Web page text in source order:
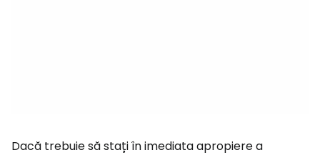
Dacă trebuie să stați în imediata apropiere a